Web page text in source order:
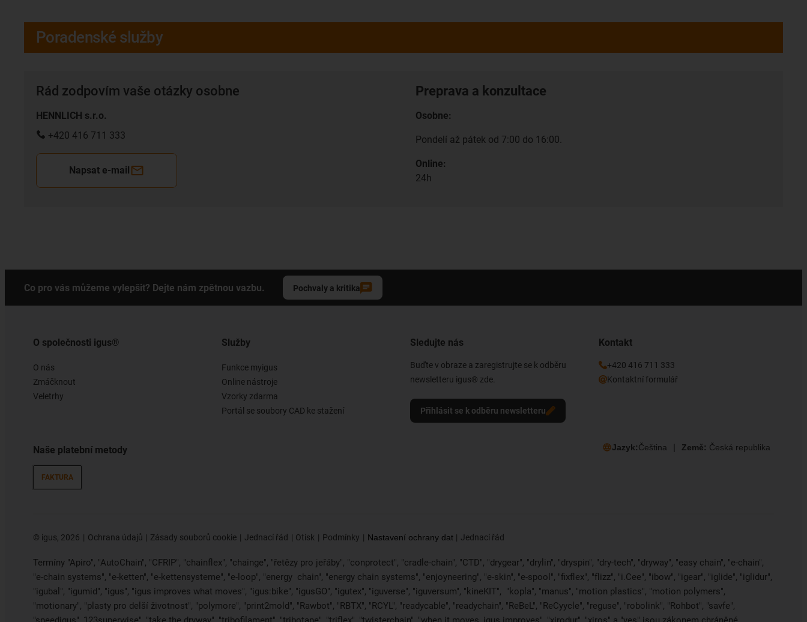
Poradenské služby
Rád zodpovím vaše otázky osobne
HENNLICH s.r.o.
+420 416 711 333
Napsat e-mail
Preprava a konzultace
Osobne:
Pondelí až pátek od 7:00 do 16:00.
Online:
24h
Co pro vás můžeme vylepšit? Dejte nám zpětnou vazbu. Pochvaly a kritika
O společnosti igus®
O nás
Zmáčknout
Veletrhy
Naše platební metody
FAKTURA
Služby
Funkce myigus
Online nástroje
Vzorky zdarma
Portál se soubory CAD ke stažení
Sledujte nás
Buďte v obraze a zaregistrujte se k odběru
newsletteru igus® zde.
Přihlásit se k odběru newsletteru
Kontakt
+420 416 711 333
Kontaktní formulář
Jazyk:Čeština Země: Česká republika
© igus, 2026 Ochrana údajů Zásady souborů cookie Jednací řád Otisk Podmínky Nastavení ochrany dat Jednací řád
Termíny "Apiro", "AutoChain", "CFRIP", "chainflex", "chainge", "řetězy pro jeřáby", "conprotect", "cradle-chain", "CTD", "drygear", "drylin", "dryspin", "dry-tech", "dryway", "easy chain", "e-chain",
"e-chain systems", "e-ketten", "e-kettensysteme", "e-loop", "energy chain", "energy chain systems", "enjoyneering", "e-skin", "e-spool", "fixflex", "flizz", "i.Cee", "ibow", "igear", "iglide", "iglidur",
"igubal", "igumid", "igus", "igus improves what moves", "igus:bike", "igusGO", "igutex", "iguverse", "iguversum", "kineKIT", "kopla", "manus", "motion plastics", "motion polymers",
"motionary", "plasty pro delší životnost", "polymore", "print2mold", "Rawbot", "RBTX", "RCYL", "readycable", "readychain", "ReBeL", "ReCyycle", "reguse", "robolink", "Rohbot", "savfe",